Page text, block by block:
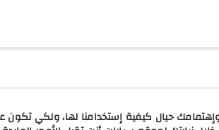
حيال كيفية إستخدامنا لها، ولكي تكون